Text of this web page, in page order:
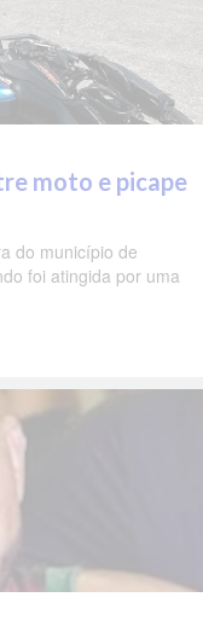
moto e picape
do município de
foi atingida por uma